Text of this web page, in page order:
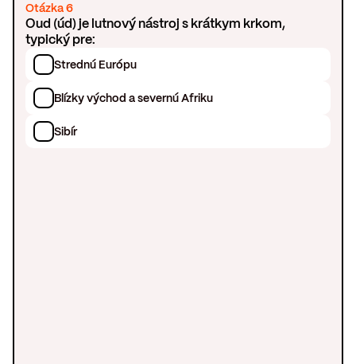
Otázka 6
Oud (úd) je lutnový nástroj s krátkym krkom,
typický pre:
Strednú Európu
Blízky východ a severnú Afriku
Sibír